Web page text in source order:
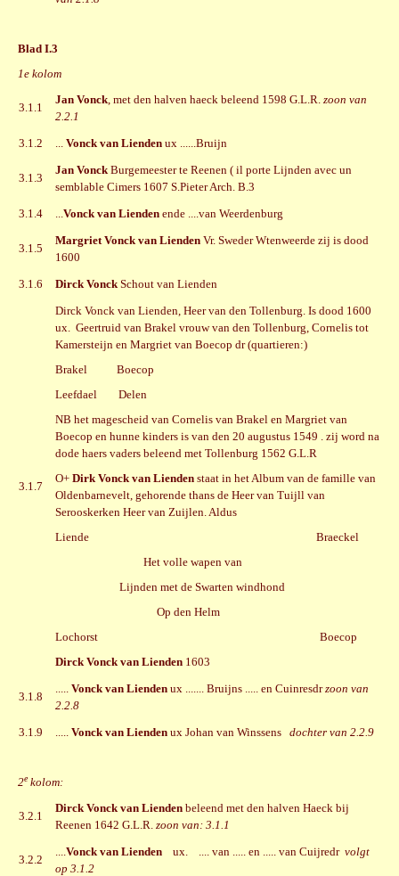
Blad I.3
1e kolom
3.1.1
Jan Vonck, met den halven haeck beleend 1598 G.L.R. zoon van
2.2.1
3.1.2
... Vonck van Lienden ux ......Bruijn
3.1.3
Jan VonckBurgemeester te Reenen ( il porte Lijnden avec un
semblable Cimers 1607 S.Pieter Arch. B.3
3.1.4
...Vonck van Lienden ende ....van Weerdenburg
3.1.5
Margriet Vonck van Lienden Vr. Sweder Wtenweerde zij is dood
1600
3.1.6
Dirck VonckSchout van Lienden
3.1.7
Dirck Vonck van Lienden, Heer van den Tollenburg. Is dood 1600
ux. Geertruid van Brakel vrouw van den Tollenburg, Cornelis tot
Kamersteijn en Margriet van Boecop dr (quartieren:)
Brakel Boecop
Leefdael Delen
NB het magescheid van Cornelis van Brakel en Margriet van
Boecop en hunne kinders is van den 20 augustus 1549 . zij word na
dode haers vaders beleend met Tollenburg 1562 G.L.R
O+ Dirk Vonck van Lienden staat in het Album van de famille van
Oldenbarnevelt, gehorende thans de Heer van Tuijll van
Serooskerken Heer van Zuijlen. Aldus
Liende Braeckel
Het volle wapen van
Lijnden met de Swarten windhond
Op den Helm
Lochorst Boecop
Dirck Vonck van Lienden 1603
3.1.8
..... Vonck van Lienden ux ....... Bruijns ..... en Cuinresdrzoon van
2.2.8
3.1.9
..... Vonck van Lienden ux Johan van Winssens dochter van 2.2.9
2ekolom:
3.2.1
Dirck Vonck van Lienden beleend met den halven Haeck bij
Reenen 1642 G.L.R. zoon van: 3.1.1
3.2.2
....Vonck van Lienden ux. .... van ..... en ..... van Cuijredr volgt
op 3.1.2